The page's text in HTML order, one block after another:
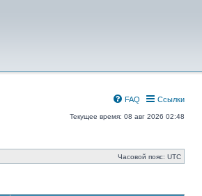
Ссылки
FAQ
Текущее время: 08 авг 2026 02:48
Часовой пояс: UTC